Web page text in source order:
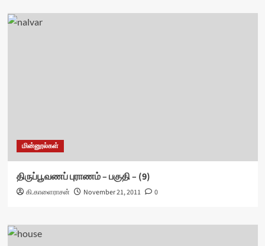
மின்னூல்கள்
திருப்பூவணப் புராணம் – பகுதி – (9)
கி.காளைராசன் November 21, 2011 0